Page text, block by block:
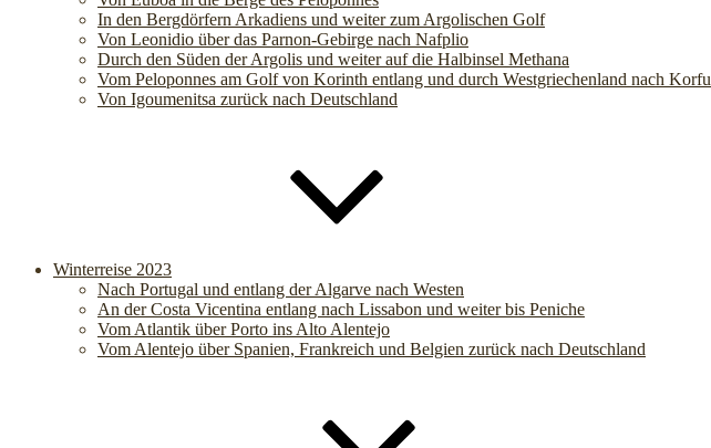
In den Bergdörfern Arkadiens und weiter zum Argolischen Golf
Von Leonidio über das Parnon-Gebirge nach Nafplio
Durch den Süden der Argolis und weiter auf die Halbinsel Methana
Vom Peloponnes am Golf von Korinth entlang und durch Westgriechenland nach Korfu
Von Igoumenitsa zurück nach Deutschland
Winterreise 2023
Nach Portugal und entlang der Algarve nach Westen
An der Costa Vicentina entlang nach Lissabon und weiter bis Peniche
Vom Atlantik über Porto ins Alto Alentejo
Vom Alentejo über Spanien, Frankreich und Belgien zurück nach Deutschland